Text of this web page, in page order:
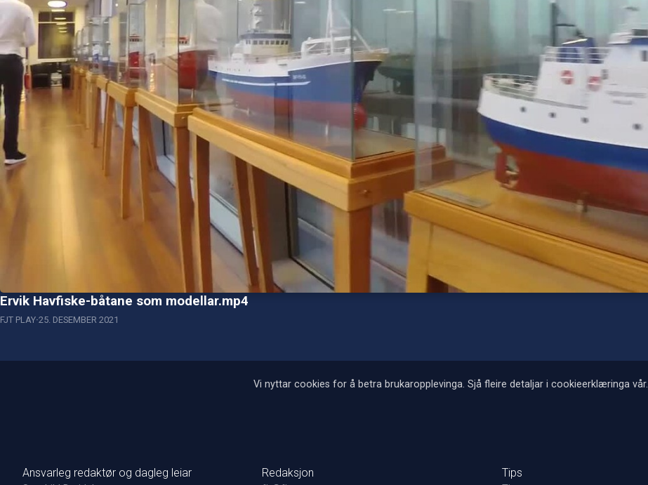
Ervik Havfiske-båtane som modellar.mp4
FJT PLAY 25. DESEMBER 2021
Vi nyttar cookies for å betra brukaropplevinga. Sjå fleire detaljar i cookieerklæringa vår.
Ansvarleg redaktør og dagleg leiar Redaksjon Tips